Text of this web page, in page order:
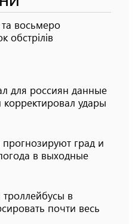
восьмеро
обстрілів
для россиян данные
удары
град и
в выходные
в
почти весь